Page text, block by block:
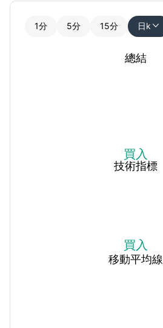
1分 5分 15分 日k 
技術指標
買入
總結
買入
移動平均線